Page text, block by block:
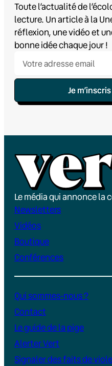
Toute l’actualité de
lecture. Un article à la
réflexion, une vidéo et
bonne idée chaque jour !
Je
Le média qui annonce la
Newsletters
Vidéos
Boutique
Conférences
Qui sommes-nous ?
Contact
Le guide de la pige
Alerter Vert
Signaler des faits de